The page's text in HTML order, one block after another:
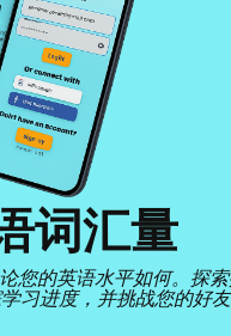
词汇量
您的英语水平如何。探
习进度，并挑战您的好友